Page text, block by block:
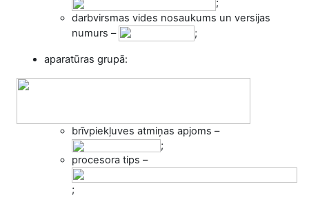
;
darbvirsmas vides nosaukums un versijas
numurs –
;
aparatūras grupā:
brīvpiekļuves atmiņas apjoms –
;
procesora tips –
;